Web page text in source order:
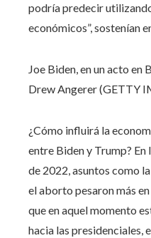
podría predecir
económicos”, sostenían
Joe Biden, en un acto en
Drew Angerer (GETTY
¿Cómo influirá la
entre Biden y Trump?
de 2022, asuntos como
el aborto pesaron más
que en aquel momento
hacia las presidenciales,